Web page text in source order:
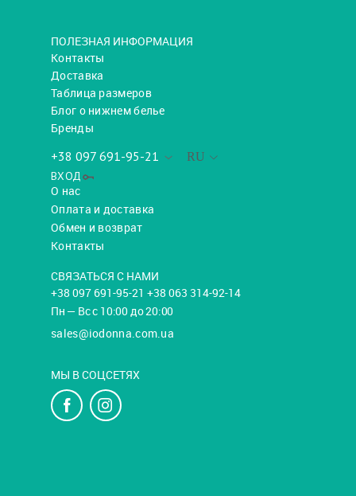
ПОЛЕЗНАЯ ИНФОРМАЦИЯ
Контакты
Доставка
Таблица размеров
Блог о нижнем белье
Бренды
RU
+38 097 691-95-21
ВХОД
О нас
Оплата и доставка
Обмен и возврат
Контакты
СВЯЗАТЬСЯ С НАМИ
+38 097 691-95-21 +38 063 314-92-14
Пн — Вс с 10:00 до 20:00
sales@iodonna.com.ua
МЫ В СОЦСЕТЯХ